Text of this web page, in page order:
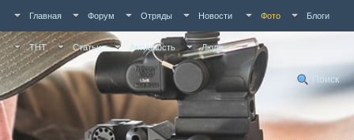
Главная Форум Отряды Новости Фото Блоги
ТНТ Статьи Активность Люди
Поиск